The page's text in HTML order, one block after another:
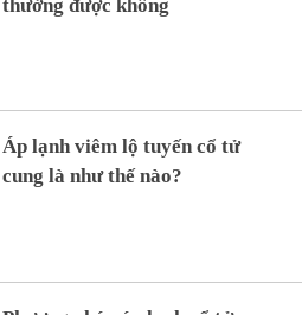
thường được không
cung là như thế nào?